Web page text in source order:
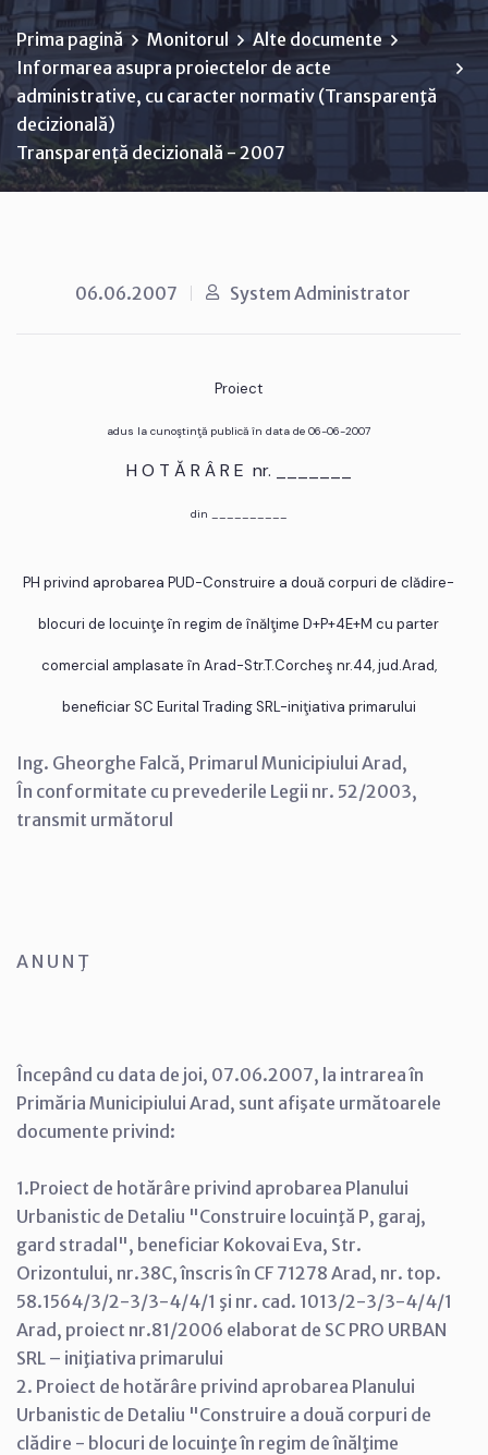
Prima pagină Monitorul
Alte documente
Informarea asupra proiectelor de acte
administrative, cu caracter normativ (Transparenţă
decizională)
Transparență decizională - 2007
06.06.2007 System Administrator
Proiect
adus la cunoştinţă publică în data de 06-06-2007
H O T Ă R Â R E nr. _______
din __________
PH privind aprobarea PUD-Construire a două corpuri de clădire-
blocuri de locuinţe în regim de înălţime D+P+4E+M cu parter
comercial amplasate în Arad-Str.T.Corcheş nr.44, jud.Arad,
beneficiar SC Eurital Trading SRL-iniţiativa primarului
Ing. Gheorghe Falcă, Primarul Municipiului Arad,
În conformitate cu prevederile Legii nr. 52/2003,
transmit următorul
A N U N Ţ
Începând cu data de joi, 07.06.2007, la intrarea în
Primăria Municipiului Arad, sunt afişate următoarele
documente privind:
1.Proiect de hotărâre privind aprobarea Planului
Urbanistic de Detaliu "Construire locuinţă P, garaj,
gard stradal", beneficiar Kokovai Eva, Str.
Orizontului, nr.38C, înscris în CF 71278 Arad, nr. top.
58.1564/3/2-3/3-4/4/1 şi nr. cad. 1013/2-3/3-4/4/1
Arad, proiect nr.81/2006 elaborat de SC PRO URBAN
SRL – iniţiativa primarului
2. Proiect de hotărâre privind aprobarea Planului
Urbanistic de Detaliu "Construire a două corpuri de
clădire - blocuri de locuinţe în regim de înălţime